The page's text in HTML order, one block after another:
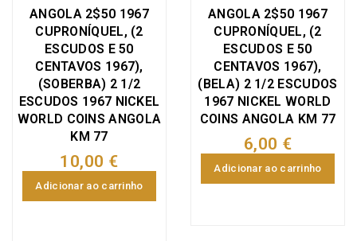
ANGOLA 2$50 1967
CUPRONÍQUEL, (2
ESCUDOS E 50
CENTAVOS 1967),
(SOBERBA) 2 1/2
ESCUDOS 1967 NICKEL
WORLD COINS ANGOLA
KM 77
10,00 €
Adicionar ao carrinho
ANGOLA 2$50 1967
CUPRONÍQUEL, (2
ESCUDOS E 50
CENTAVOS 1967),
(BELA) 2 1/2 ESCUDOS
1967 NICKEL WORLD
COINS ANGOLA KM 77
6,00 €
Adicionar ao carrinho